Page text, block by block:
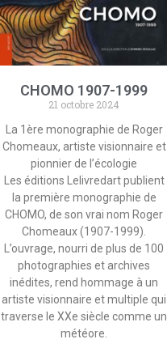
CHOMO 1907-1999
21 octobre 2024
La 1ère monographie de Roger
Chomeaux, artiste visionnaire et
pionnier de l’écologie
Les éditions Lelivredart publient
la première monographie de
CHOMO, de son vrai nom Roger
Chomeaux (1907-1999).
L’ouvrage, nourri de plus de 100
photographies et archives
inédites, rend hommage à un
artiste visionnaire et multiple qui
traverse le XXe siècle comme un
météore.